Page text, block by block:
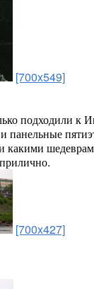
[700x549]
подходили к
панельные
какими
[700x427]